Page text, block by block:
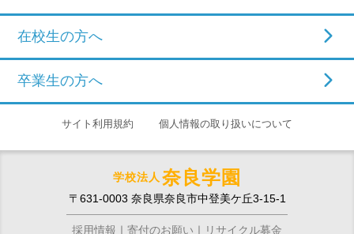
在校生の方へ
卒業生の方へ
サイト利用規約 個人情報の取り扱いについて
学校法人 奈良学園
〒631-0003 奈良県奈良市中登美ケ丘3-15-1
採用情報 寄付のお願い リサイクル募金